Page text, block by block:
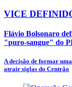
VICE
Flávio Bolsonaro
"puro-sangue" do
A decisão de formar
atrair siglas do Centrão